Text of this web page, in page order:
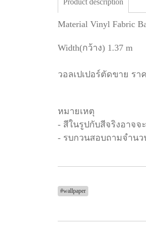
Product description
Material Vinyl Fabric
Width(กว้าง) 1.37 m
วอลเปเปอร์ตัดขาย รา
หมายเหตุ
- สีในรูปกับสีจริงอาจจ
- รบกวนสอบถามจำน
#wallpaper